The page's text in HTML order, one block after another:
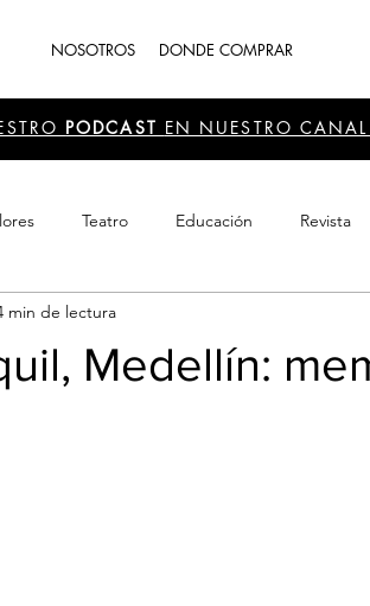
NOSOTROS DONDE COMPRAR
PODCAST EN NUESTRO CANAL
Teatro Educación Revista
Recreación
Medellín:
min de lectura